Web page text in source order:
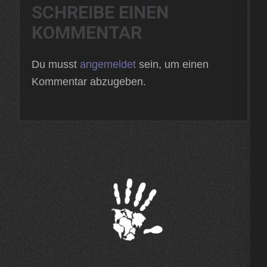
SCHREIBE EINEN
KOMMENTAR
Du musst angemeldet sein, um einen
Kommentar abzugeben.